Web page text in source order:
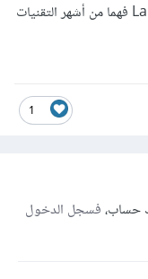
إستخدام لغة البرمجة PHP وإطار العمل Laravel فهما من أشهر التقنيات
1
حساب،فسجل الدخول